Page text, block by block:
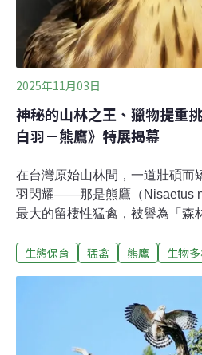
2025年11月03日
神秘的山林之王、獵物提重
白羽－熊鷹》特展揭幕
在台灣原始山林間，一道壯碩而
羽閃耀——那是熊鷹（Nisaetus
最大的留棲性猛禽，被譽為「森
秘且具象徵性的日行性猛禽之一
在陽明山「草山猛禽中心」舉辦
熊鷹》特展記者會，宣布展覽
月1日開放民眾免費參觀。這場
究與保育的最新成果，更展現
生態保育 猛禽 熊鷹 生物